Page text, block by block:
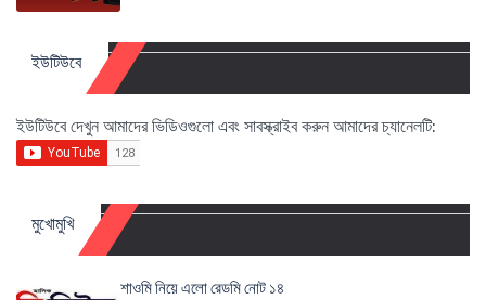
ইউটিউবে
ইউটিউবে দেখুন আমাদের ভিডিওগুলো এবং সাবস্ক্রাইব করুন আমাদের চ্যানেলটি:
মুখোমুখি
শাওমি নিয়ে এলো রেডমি নোট ১৪